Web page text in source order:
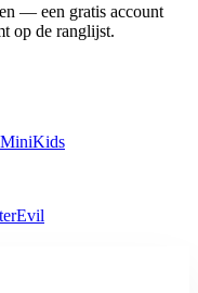
— een gratis account
op de ranglijst.
MiniKids
Evil